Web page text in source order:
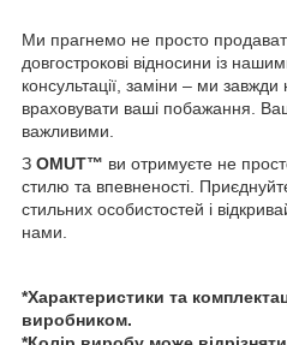
Ми прагнемо не просто
довгострокові відносини із
консультації, заміни – ми завжди
враховувати ваші побажання.
важливими.
З OMUT™ ви отримуєте не
стилю та впевненості.
стильних особистостей і
нами.
*Характеристики та
виробником.